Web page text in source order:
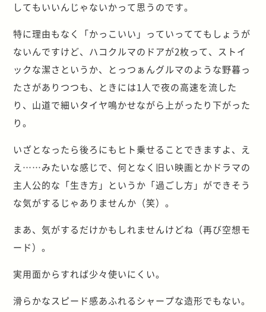
してもいいんじゃないかって思うのです。
特に理由もなく「かっこいい」っていっててもしょうが
ないんですけど、ハコクルマのドアが2枚って、ストイ
ックな潔さというか、とっつぁんグルマのような野暮っ
たさがありつつも、ときには1人で夜の高速を流した
り、山道で細いタイヤ鳴かせながら上がったり下がった
り。
いざとなったら後ろにもヒト乗せることできますよ、え
え……みたいな感じで、何となく旧い映画とかドラマの
主人公的な「生き方」というか「過ごし方」ができそう
な気がするじゃありませんか（笑）。
まあ、気がするだけかもしれませんけどね（再び空想モ
ード）。
実用面からすれば少々使いにくい。
滑らかなスピード感あふれるシャープな造形でもない。